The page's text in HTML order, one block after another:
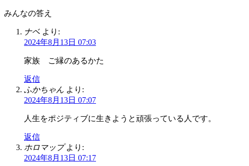
みんなの答え
ナベ より:
2024年8月13日 07:03
家族 ご縁のあるかた
返信
ふかちゃん より:
2024年8月13日 07:07
人生をポジティブに生きようと頑張っている人です。
返信
ホロマップ より:
2024年8月13日 07:17